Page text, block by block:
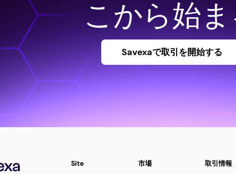
こから始
Savexaで取引を開始する
Site 市場 取引情報